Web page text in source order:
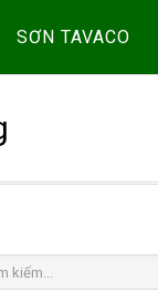
SƠN TAVACO